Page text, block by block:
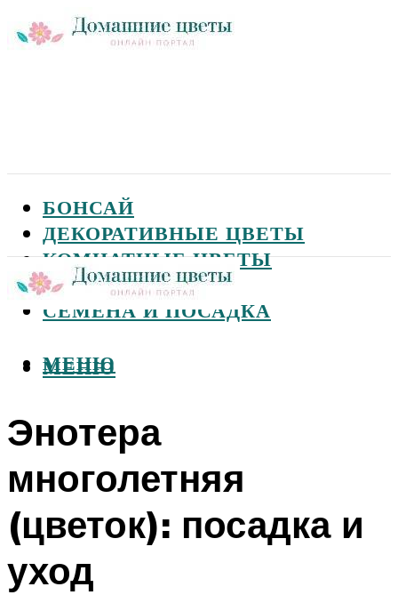
БОНСАЙ
ДЕКОРАТИВНЫЕ ЦВЕТЫ
КОМНАТНЫЕ ЦВЕТЫ
САДОВЫЕ ЦВЕТЫ
СЕМЕНА И ПОСАДКА
МЕНЮ
МЕНЮ
Энотера
многолетняя
(цветок): посадка и
уход